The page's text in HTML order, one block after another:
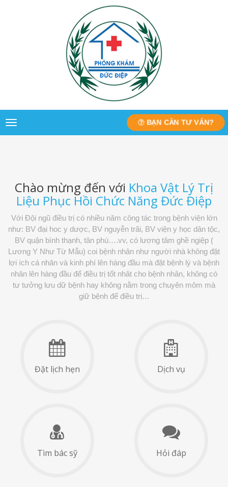
Toggle
navigation
BẠN CẦN TƯ VẤN?
Chào mừng đến với Khoa Vật Lý Trị
Liệu Phục Hồi Chức Năng Đức Điệp
Với Đội ngũ điều trị có nhiều năm công tác trong bệnh viện lớn
như: BV đại hoc y dược, BV nguyễn trãi, BV viện y học dân tộc,
BV quận bình thạnh, tân phú….vv, có lương tâm ghề ngiệp (
Lương Y Như Từ Mẫu) coi bệnh nhân như người nhà không đặt
lợi ích cá nhân và kinh phí lên hàng đầu mà đặt bệnh lý và bệnh
nhân lên hàng đầu để điều trị tốt nhât cho bệnh nhân, không có
tư tưởng lưu dữ bệnh hay không nằm trong chuyên môm mà
giữ bệnh để điều trị…
Đặt lịch hẹn Dịch vụ
Tìm bác sỹ Hỏi đáp